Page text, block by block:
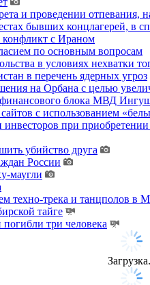
и проведении отпевания,
бывших концлагерей,
конфликт с Ираном
по основным вопросам
в условиях нехватки
в перечень ядерных угроз
на Орбана с целью
блока МВД
с использованием
при
убийство друга
России
маугли
техно-трека и танцполов в
тайге
три человека